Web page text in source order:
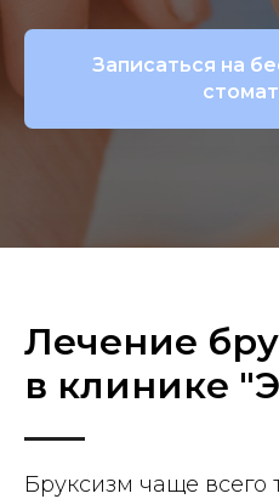
Записаться на
Лечение
в клинике
Бруксизм чаще всего